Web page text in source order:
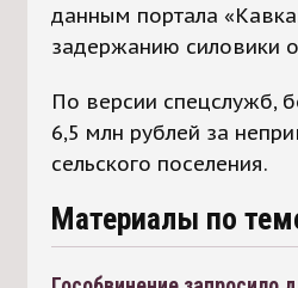
данным портала
задержанию силовики
По версии спецслужб,
6,5 млн рублей за
сельского поселения.
Материалы по